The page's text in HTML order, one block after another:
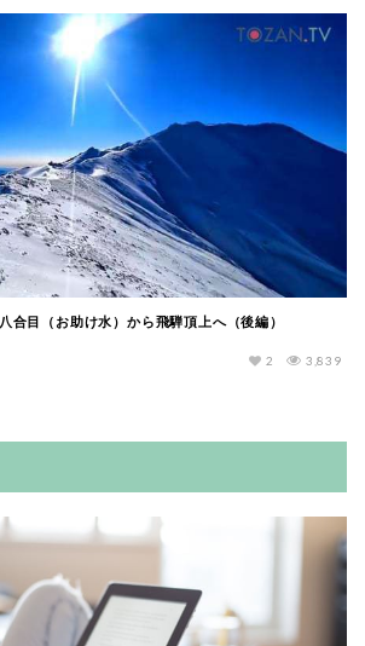
合目（お助け水）から飛騨頂上へ（後編）
3,839
2